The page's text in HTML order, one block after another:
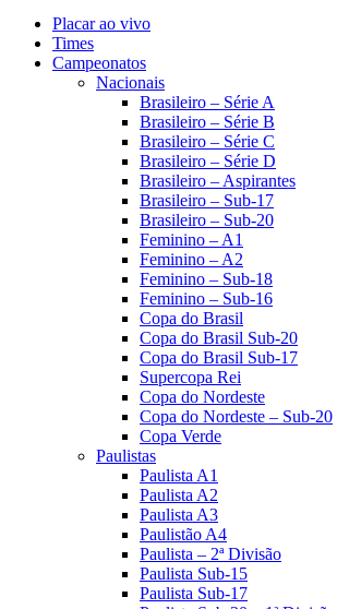
Placar ao vivo
Times
Campeonatos
Nacionais
Brasileiro – Série A
Brasileiro – Série B
Brasileiro – Série C
Brasileiro – Série D
Brasileiro – Aspirantes
Brasileiro – Sub-17
Brasileiro – Sub-20
Feminino – A1
Feminino – A2
Feminino – Sub-18
Feminino – Sub-16
Copa do Brasil
Copa do Brasil Sub-20
Copa do Brasil Sub-17
Supercopa Rei
Copa do Nordeste
Copa do Nordeste – Sub-20
Copa Verde
Paulistas
Paulista A1
Paulista A2
Paulista A3
Paulistão A4
Paulista – 2ª Divisão
Paulista Sub-15
Paulista Sub-17